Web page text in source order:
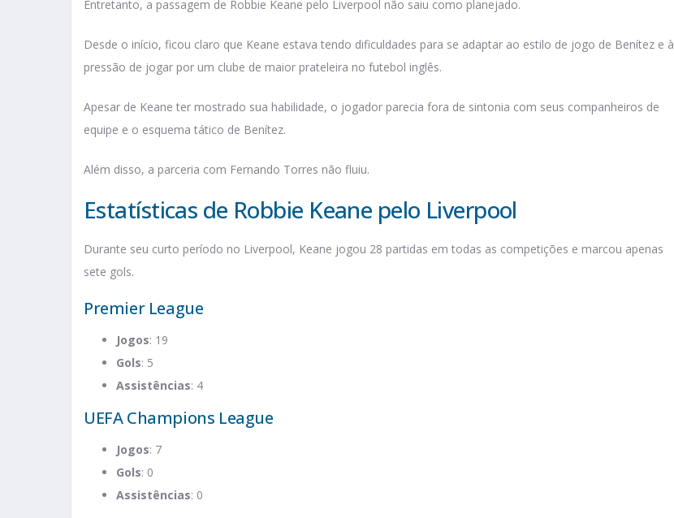
Entretanto, a passagem de Robbie Keane pelo Liverpool não saiu como planejado.
Desde o início, ficou claro que Keane estava tendo dificuldades para se adaptar ao estilo de jogo de Benítez e à
pressão de jogar por um clube de maior prateleira no futebol inglês.
Apesar de Keane ter mostrado sua habilidade, o jogador parecia fora de sintonia com seus companheiros de
equipe e o esquema tático de Benítez.
Além disso, a parceria com Fernando Torres não fluiu.
Estatísticas de Robbie Keane pelo Liverpool
Durante seu curto período no Liverpool, Keane jogou 28 partidas em todas as competições e marcou apenas
sete gols.
Premier League
Jogos: 19
Gols: 5
Assistências: 4
UEFA Champions League
Jogos: 7
Gols: 0
Assistências: 0